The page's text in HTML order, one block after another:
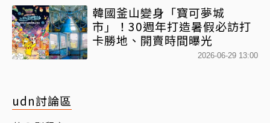
韓國釜山變身「寶可夢城
市」！30週年打造暑假必訪打
卡勝地、開賣時間曝光
2026-06-29 13:00
udn討論區